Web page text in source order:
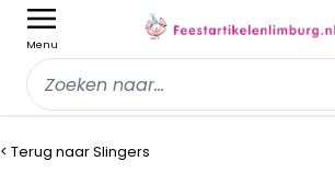
Menu
< Terug naar Slingers